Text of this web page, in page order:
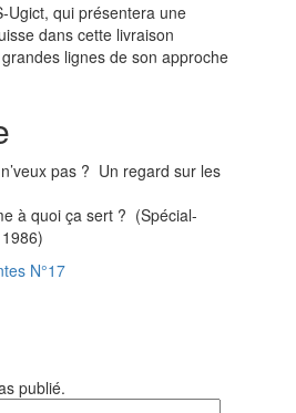
Ugict, qui présentera une
dans cette livraison
grandes lignes de son approche
pas ? Un regard sur les
à quoi ça sert ? (Spécial-
N°17
publié.